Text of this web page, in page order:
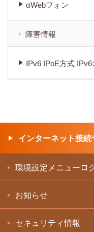
αWebフォン
障害情報
IPv6 IPoE方式
インターネット接
環境設定メニューロ
お知らせ
セキュリティ情報